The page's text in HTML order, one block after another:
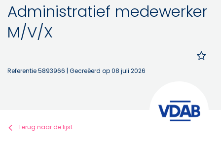
Administratief medewerker
M/V/X
Referentie 5893966 | Gecreëerd op 08 juli 2026
Terug naar de lijst